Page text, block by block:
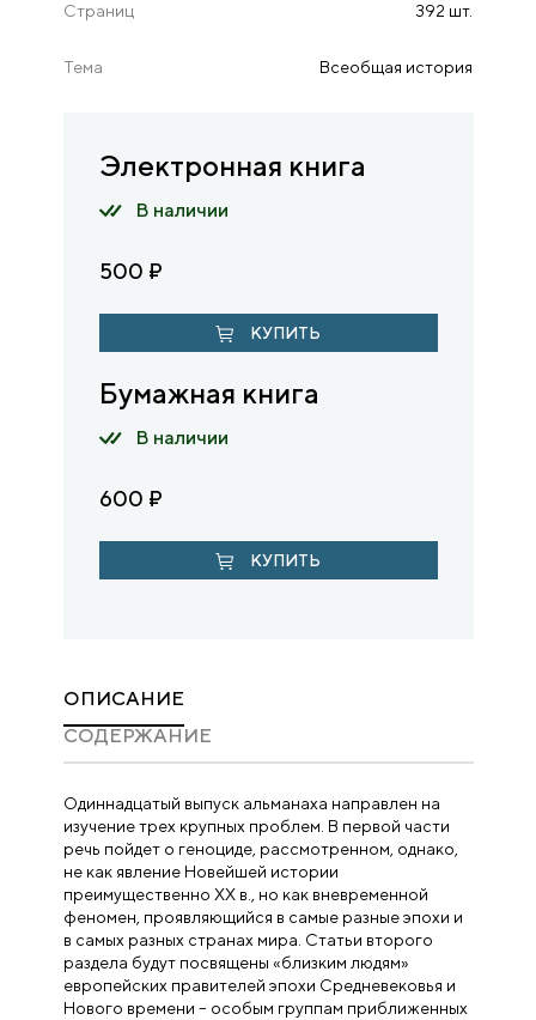
Страниц 392 шт.
Тема Всеобщая история
Электронная книга
В наличии
500 ₽
КУПИТЬ
Бумажная книга
В наличии
600 ₽
КУПИТЬ
ОПИСАНИЕ
CОДЕРЖАНИЕ
Одиннадцатый выпуск альманаха направлен на
изучение трех крупных проблем. В первой части
речь пойдет о геноциде, рассмотренном, однако,
не как явление Новейшей истории
преимущественно XX в., но как вневременной
феномен, проявляющийся в самые разные эпохи и
в самых разных странах мира. Статьи второго
раздела будут посвящены «близким людям»
европейских правителей эпохи Средневековья и
Нового времени – особым группам приближенных